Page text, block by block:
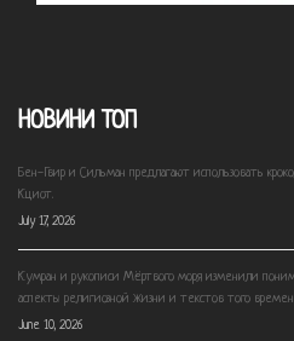
НОВИНИ ТОП
Бен-Гвир и Сильман предлагают использовать
Кциот.
July 17, 2026
Кумран и рукописи Мёртвого моря изменили
аспекты религиозной жизни и текстов того
June 10, 2026